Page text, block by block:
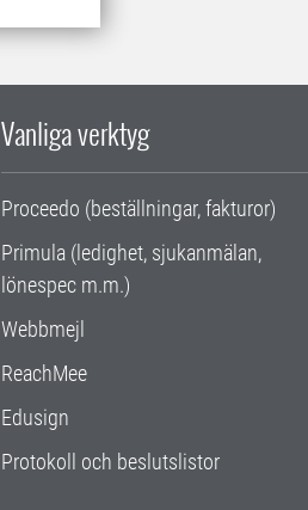
Vanliga verktyg
Proceedo (beställningar, fakturor)
Primula (ledighet, sjukanmälan,
lönespec m.m.)
Webbmejl
ReachMee
Edusign
Protokoll och beslutslistor